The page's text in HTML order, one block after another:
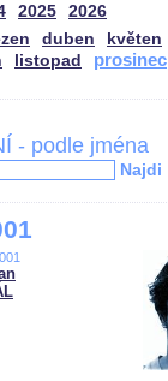
2025
2026
duben květen
listopad prosinec
- podle jména
Najdi